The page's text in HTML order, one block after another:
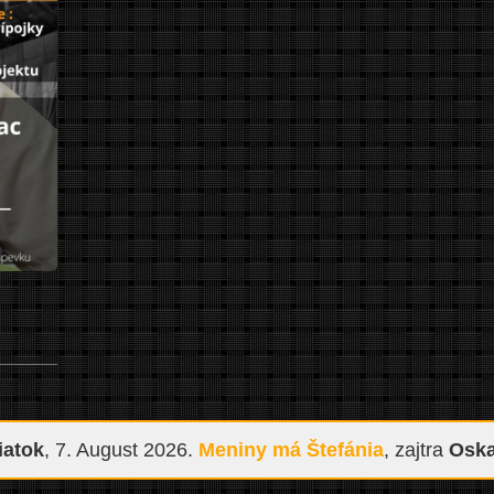
, 7. August 2026. Meniny má Štefánia, zajtra